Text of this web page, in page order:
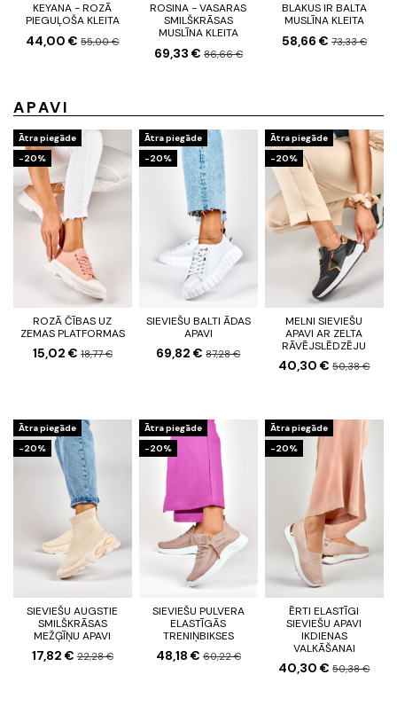
KEYANA - ROZĀ
PIEGUĻOŠA KLEITA
44,00 €55,00 €
ROSINA - VASARAS
SMILŠKRĀSAS
MUSLĪNA KLEITA
69,33 € 86,66 €
BLAKUS IR BALTA
MUSLĪNA KLEITA
58,66 € 73,33 €
APAVI
Ātra piegāde
-20%
ROZĀ ČĪBAS UZ
ZEMAS PLATFORMAS
15,02 € 18,77 €
Ātra piegāde
-20%
SIEVIEŠU BALTI ĀDAS
APAVI
69,82 €87,28 €
Ātra piegāde
-20%
MELNI SIEVIEŠU
APAVI AR ZELTA
RĀVĒJSLĒDZĒJU
40,30 €50,38 €
Ātra piegāde
-20%
SIEVIEŠU AUGSTIE
SMILŠKRĀSAS
MEŽĢĪŅU APAVI
17,82 € 22,28 €
Ātra piegāde
-20%
SIEVIEŠU PULVERA
ELASTĪGĀS
TRENIŅBIKSES
48,18 € 60,22 €
Ātra piegāde
-20%
ĒRTI ELASTĪGI
SIEVIEŠU APAVI
IKDIENAS
VALKĀŠANAI
40,30 €50,38 €